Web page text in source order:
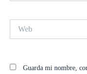
Guarda mi nombre,